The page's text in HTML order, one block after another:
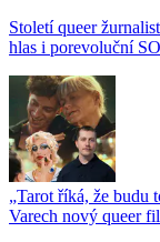
Století queer
hlas i porevoluční
„Tarot říká, že budu
Varech nový queer